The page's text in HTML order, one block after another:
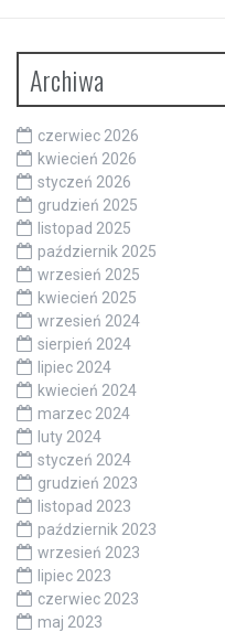
Archiwa
czerwiec 2026
kwiecień 2026
styczeń 2026
grudzień 2025
listopad 2025
październik 2025
wrzesień 2025
kwiecień 2025
wrzesień 2024
sierpień 2024
lipiec 2024
kwiecień 2024
marzec 2024
luty 2024
styczeń 2024
grudzień 2023
listopad 2023
październik 2023
wrzesień 2023
lipiec 2023
czerwiec 2023
maj 2023